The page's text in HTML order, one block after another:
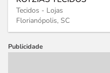
Tecidos - Lojas
Florianópolis, SC
Publicidade